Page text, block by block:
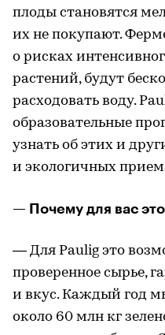
плоды становятся
их не покупают.
о рисках
растений, будут
расходовать воду.
образовательные
узнать об этих и
и экологичных
— Почему для вас
— Для Paulig это
проверенное сырье,
и вкус. Каждый год
около 60 млн кг